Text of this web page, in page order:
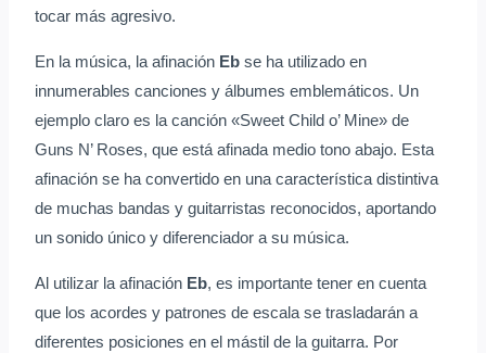
tocar más agresivo.
En la música, la afinación Eb se ha utilizado en
innumerables canciones y álbumes emblemáticos. Un
ejemplo claro es la canción «Sweet Child o’ Mine» de
Guns N’ Roses, que está afinada medio tono abajo. Esta
afinación se ha convertido en una característica distintiva
de muchas bandas y guitarristas reconocidos, aportando
un sonido único y diferenciador a su música.
Al utilizar la afinación Eb, es importante tener en cuenta
que los acordes y patrones de escala se trasladarán a
diferentes posiciones en el mástil de la guitarra. Por